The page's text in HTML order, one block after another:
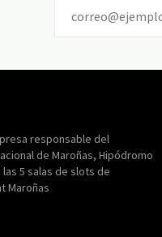
responsable del
de Maroñas, Hipódromo
las 5 salas de slots de
Maroñas